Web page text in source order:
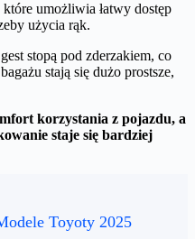
umożliwia łatwy dostęp
użycia rąk.
stopą pod zderzakiem, co
stają się dużo prostsze,
korzystania z pojazdu, a
staje się bardziej
Toyoty 2025